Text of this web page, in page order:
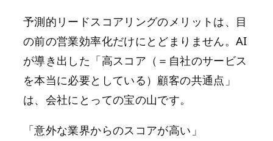
予測的リードスコアリングのメリットは、目
の前の営業効率化だけにとどまりません。AI
が導き出した「高スコア（＝自社のサービス
を本当に必要としている）顧客の共通点」
は、会社にとっての宝の山です。
「意外な業界からのスコアが高い」